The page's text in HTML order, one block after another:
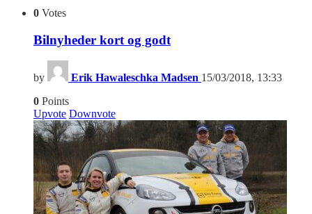
0 Votes
Bilnyheder kort og godt
by Erik Hawaleschka Madsen 15/03/2018, 13:33
0 Points
Upvote Downvote